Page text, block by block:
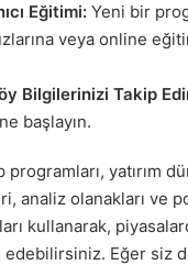
Eğitimi: Yeni bir
veya online
Bilgilerinizi Takip
başlayın.
programları, yatırım
analiz olanakları ve
kullanarak,
edebilirsiniz. Eğer siz